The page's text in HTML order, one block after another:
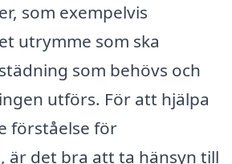
som exempelvis
utrymme som ska
som behövs och
utförs. För att hjälpa
förståelse för
är det bra att ta hänsyn till